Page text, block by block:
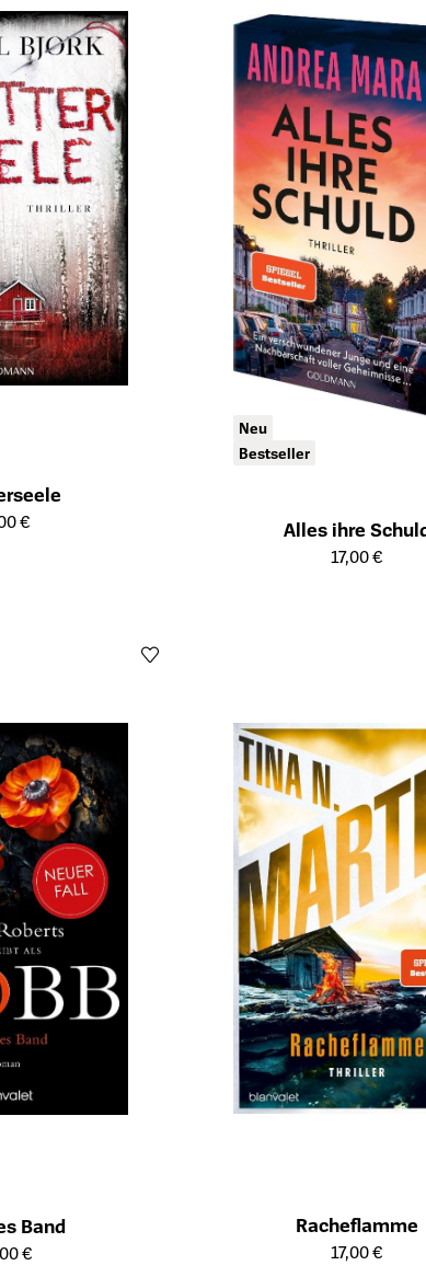
Produkts
€
Neu
Bestseller
Alles ihre
Öffnet die Detailseite des
17,00 €
Band
Produkts
€
Racheflamme
Öffnet die Detailseite des
17,00 €